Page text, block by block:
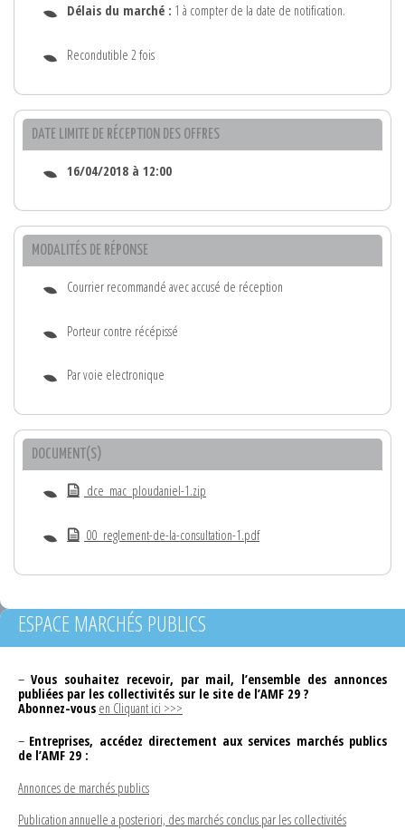
Délais du marché : 1 à compter de la date de notification.
Recondutible 2 fois
DATE LIMITE DE RÉCEPTION DES OFFRES
16/04/2018 à 12:00
MODALITÉS DE RÉPONSE
Courrier recommandé avec accusé de réception
Porteur contre récépissé
Par voie electronique
DOCUMENT(S)
dce_mac_ploudaniel-1.zip
00_reglement-de-la-consultation-1.pdf
ESPACE MARCHÉS PUBLICS
– Vous souhaitez recevoir, par mail, l’ensemble des annonces
publiées par les collectivités sur le site de l’AMF 29 ?
Abonnez-vous en Cliquant ici >>>
– Entreprises, accédez directement aux services marchés publics
de l’AMF 29 :
Annonces de marchés publics
Publication annuelle a posteriori, des marchés conclus par les collectivités